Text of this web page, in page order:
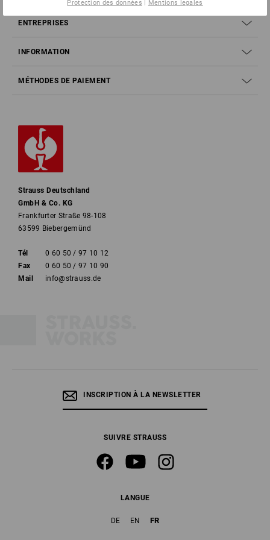
ENTREPRISES
INFORMATION
MÉTHODES DE PAIEMENT
Strauss Deutschland
GmbH & Co. KG
Frankfurter Straße 98-108
63599 Biebergemünd
Tél
0 60 50 / 97 10 12
Fax
0 60 50 / 97 10 90
Mail
info@strauss.de
INSCRIPTION À LA NEWSLETTER
SUIVRE STRAUSS
LANGUE
DE EN FR
Protection des données | Mentions legales